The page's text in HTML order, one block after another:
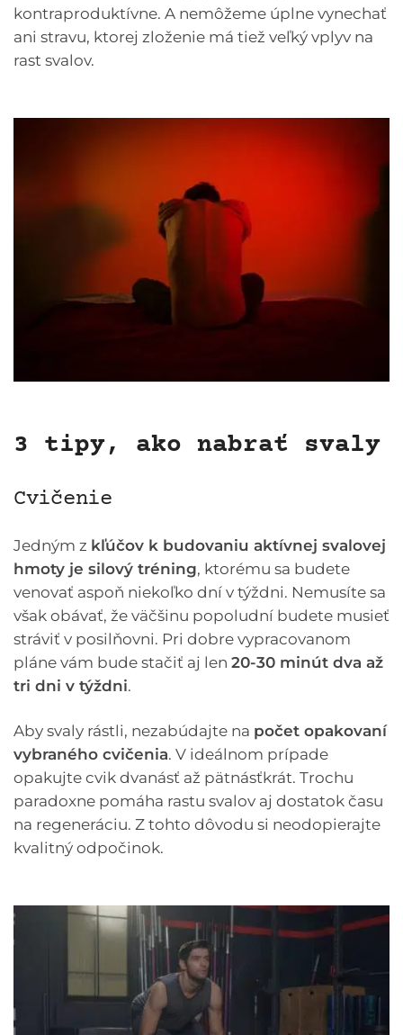
kontraproduktívne. A nemôžeme úplne vynechať
ani stravu, ktorej zloženie má tiež veľký vplyv na
rast svalov.
3 tipy, ako nabrať svaly
Cvičenie
Jedným z kľúčov k budovaniu aktívnej svalovej
hmoty je silový tréning, ktorému sa budete
venovať aspoň niekoľko dní v týždni. Nemusíte sa
však obávať, že väčšinu popoludní budete musieť
stráviť v posilňovni. Pri dobre vypracovanom
pláne vám bude stačiť aj len 20-30 minút dva až
tri dni v týždni.
Aby svaly rástli, nezabúdajte na počet opakovaní
vybraného cvičenia. V ideálnom prípade
opakujte cvik dvanásť až pätnásťkrát. Trochu
paradoxne pomáha rastu svalov aj dostatok času
na regeneráciu. Z tohto dôvodu si neodopierajte
kvalitný odpočinok.